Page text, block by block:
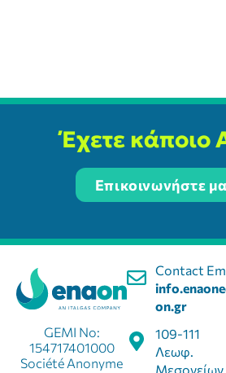
Έχετε κάποιο
Επικοινωνήστε
Contact
on.gr
109-111
Λεωφ.
Μεσογείων
GEMI No:
154717401000
Société Anonyme